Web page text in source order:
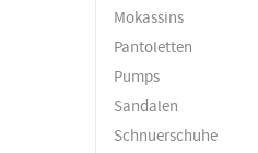
Mokassins
Pantoletten
Pumps
Sandalen
Schnuerschuhe